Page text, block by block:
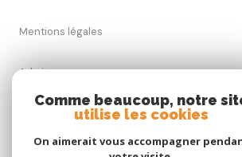
Mentions légales
Admin
Nos honoraires
Comme beaucoup, notre
utilise les cookies
On aimerait vous accompagner